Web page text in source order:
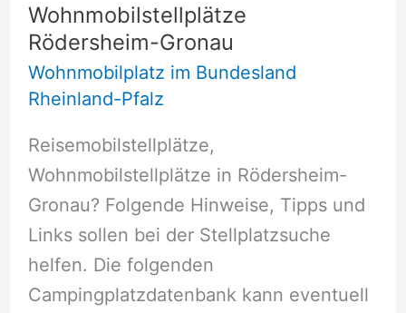
Wohnmobilstellplätze
Rödersheim-Gronau
Wohnmobilplatz im Bundesland
Rheinland-Pfalz
Reisemobilstellplätze,
Wohnmobilstellplätze in Rödersheim-
Gronau? Folgende Hinweise, Tipps und
Links sollen bei der Stellplatzsuche
helfen. Die folgenden
Campingplatzdatenbank kann eventuell